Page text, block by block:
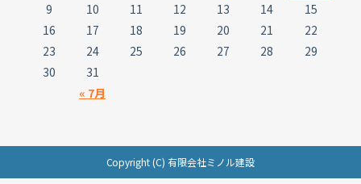
« 7月
9
10 11 12 13 14
15
16
17 18 19 20 21
22
23
24 25 26 27 28
29
30
31
Copyright (C) 有限会社ミノル建設